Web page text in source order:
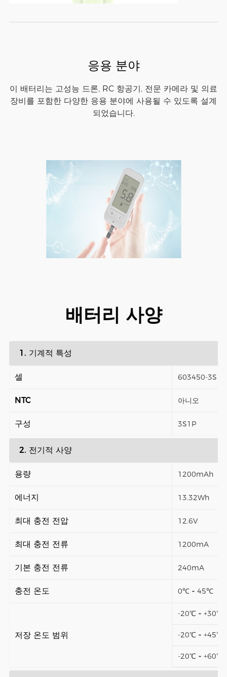
응용 분야
이 배터리는 고성능 드론, RC 항공기, 전문 카메라 및 의료
장비를 포함한 다양한 응용 분야에 사용될 수 있도록 설계
되었습니다.
배터리 사양
1. 기계적 특성
셀 603450-3S
NTC 아니오
구성 3S1P
2. 전기적 사양
용량 1200mAh
에너지 13.32Wh
최대 충전 전압 12.6V
최대 충전 전류 1200mA
기본 충전 전류 240mA
충전 온도 0℃ ~ 45℃
저장 온도 범위
-20℃ ~ +30℃
-20℃ ~ +45℃
-20℃ ~ +60℃